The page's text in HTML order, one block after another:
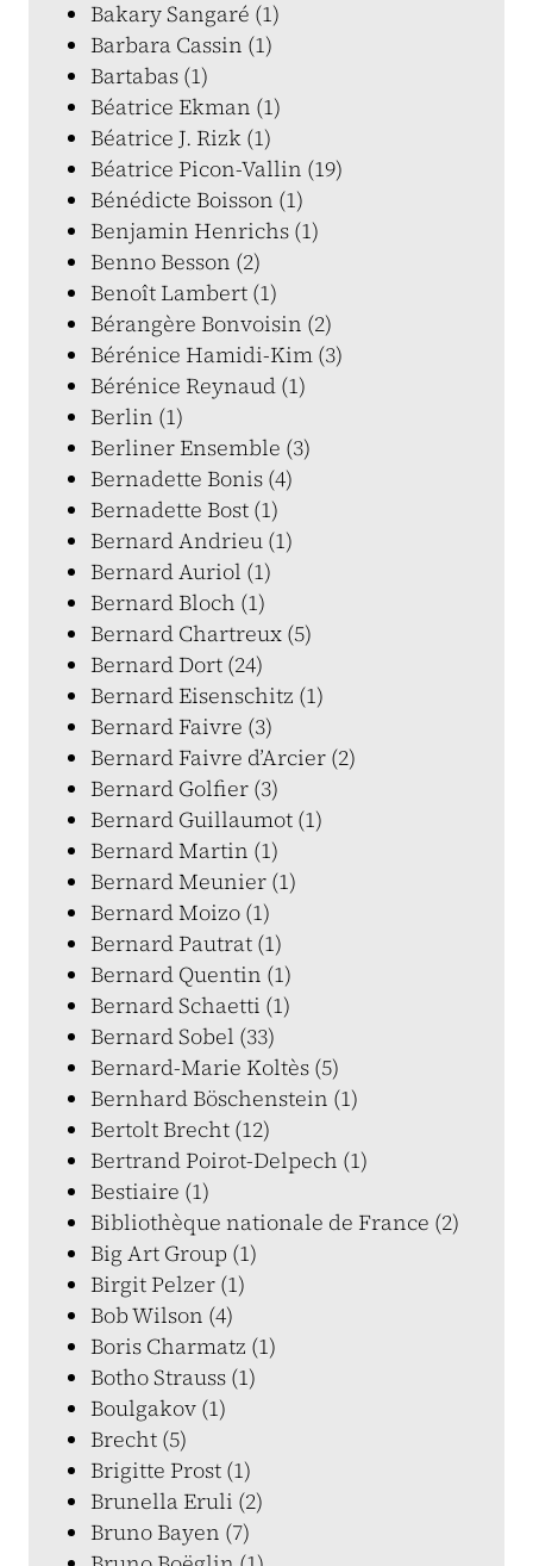
Bakary Sangaré (1)
Barbara Cassin (1)
Bartabas (1)
Béatrice Ekman (1)
Béatrice J. Rizk (1)
Béatrice Picon-Vallin (19)
Bénédicte Boisson (1)
Benjamin Henrichs (1)
Benno Besson (2)
Benoît Lambert (1)
Bérangère Bonvoisin (2)
Bérénice Hamidi-Kim (3)
Bérénice Reynaud (1)
Berlin (1)
Berliner Ensemble (3)
Bernadette Bonis (4)
Bernadette Bost (1)
Bernard Andrieu (1)
Bernard Auriol (1)
Bernard Bloch (1)
Bernard Chartreux (5)
Bernard Dort (24)
Bernard Eisenschitz (1)
Bernard Faivre (3)
Bernard Faivre d’Arcier (2)
Bernard Golfier (3)
Bernard Guillaumot (1)
Bernard Martin (1)
Bernard Meunier (1)
Bernard Moizo (1)
Bernard Pautrat (1)
Bernard Quentin (1)
Bernard Schaetti (1)
Bernard Sobel (33)
Bernard-Marie Koltès (5)
Bernhard Böschenstein (1)
Bertolt Brecht (12)
Bertrand Poirot-Delpech (1)
Bestiaire (1)
Bibliothèque nationale de France (2)
Big Art Group (1)
Birgit Pelzer (1)
Bob Wilson (4)
Boris Charmatz (1)
Botho Strauss (1)
Boulgakov (1)
Brecht (5)
Brigitte Prost (1)
Brunella Eruli (2)
Bruno Bayen (7)